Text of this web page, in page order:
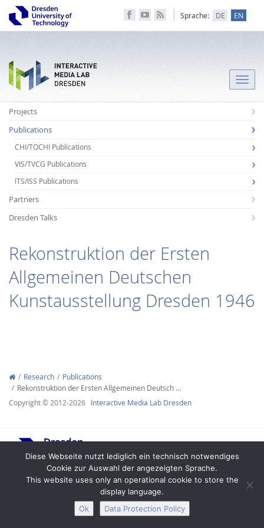
Facebook
Youtube
RSS
Sprache: DE EN
Toggle
Projects
Publications
CHI/TOCHI Publications
VIS/TVCG Publications
ITS/ISS Publications
Partners
Dresden Talks
Rekonstruktion der Ersten
Allgemeinen Deutschen
Kunstausstellung Dresden 1946
Research
Publications
Rekonstruktion der Ersten Allgemeinen Deutsch …
Copyright © 2012-2026 Interactive Media Lab Dresden
Legal Notice Privacy
Diese Webseite nutzt lediglich ein technisch notwendiges
Cookie zur Auswahl der angezeigten Sprache.
This website uses only an operational cookie to store the
display language.
Ok
Data Protection Policy